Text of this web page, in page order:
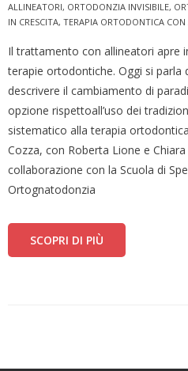
ALLINEATORI, ORTODONZIA INVISIBILE,
IN CRESCITA, TERAPIA ORTODONTICA CON
Il trattamento con allineatori apre
terapie ortodontiche. Oggi si parla
descrivere il cambiamento di
opzione rispettoall’uso dei
sistematico alla terapia
Cozza, con Roberta Lione e
collaborazione con la Scuola di
Ortognatodonzia
SCOPRI DI PIÙ